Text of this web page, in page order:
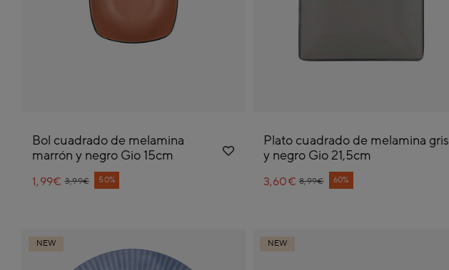
Bol cuadrado de melamina
marrón y negro Gio 15cm
Price reduced from
3,99€
to 50%
1,99€
Plato cuadrado de melamina gris
y negro Gio 21,5cm
Price reduced from
8,99€
to 60%
3,60€
NEW NEW